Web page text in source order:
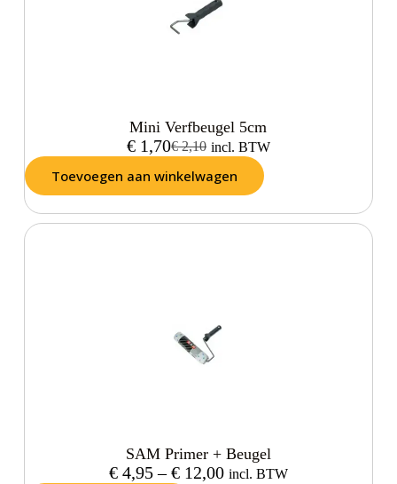
Mini Verfbeugel 5cm
€2,10
€1,70 incl. BTW
Toevoegen aan winkelwagen
SAM Primer + Beugel
€4,95 – €12,00 incl. BTW